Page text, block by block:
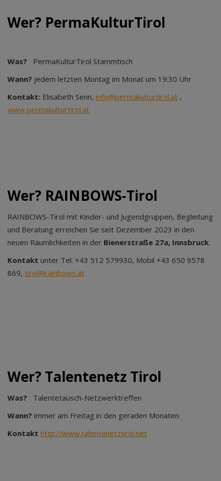
Wer? PermaKulturTirol
Was?
PermaKulturTirol Stammtisch
Wann? jedem letzten Montag im Monat um 19:30 Uhr
Kontakt: Elisabeth Senn, info@permakulturtirol.at ,
www.permakulturtirol.at
Wer? RAINBOWS-Tirol
RAINBOWS-Tirol mit Kinder- und Jugendgruppen, Begleitung
und Beratung erreichen Sie seit Dezember 2023 in den
neuen Räumlichkeiten in der Bienerstraße 27a, Innsbruck.
Kontakt unter Tel. +43 512 579930, Mobil +43 650 9578
869, tirol@rainbows.at
Wer? Talentenetz Tirol
Was?
Talentetausch-Netzwerktreffen
Wann? immer am Freitag in den geraden Monaten
Kontakt http://www.talentenetztirol.net